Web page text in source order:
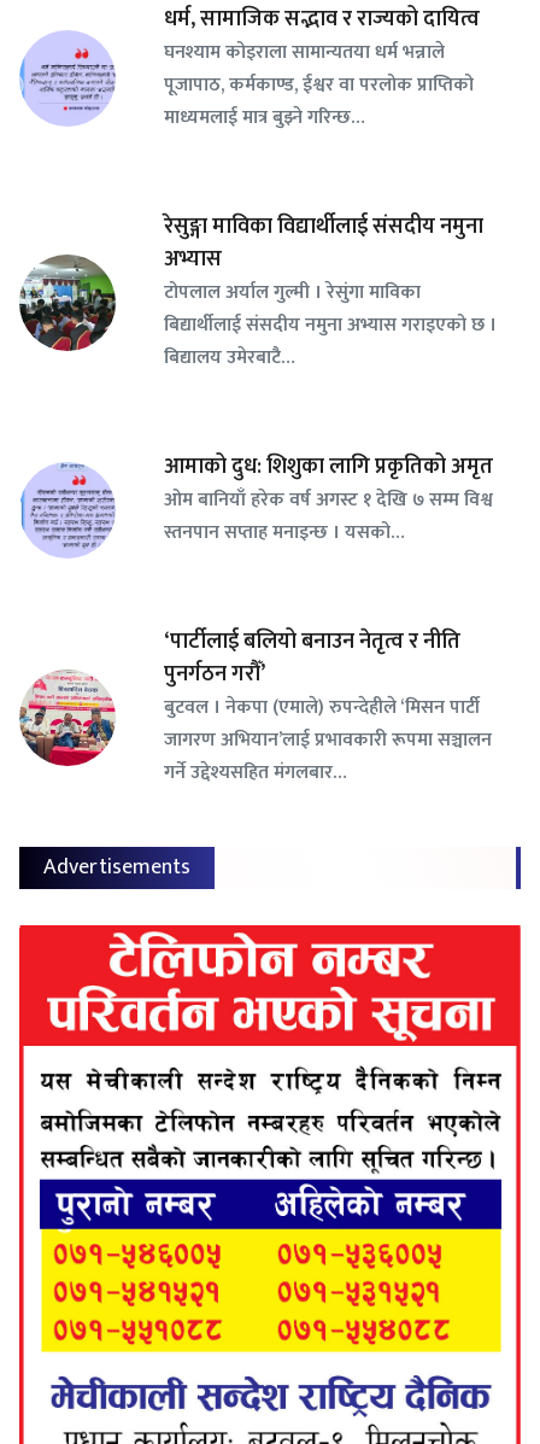
धर्म, सामाजिक सद्भाव र राज्यको दायित्व
घनश्याम कोइराला सामान्यतया धर्म भन्नाले
पूजापाठ, कर्मकाण्ड, ईश्वर वा परलोक प्राप्तिको
माध्यमलाई मात्र बुझ्ने गरिन्छ…
रेसुङ्गा माविका विद्यार्थीलाई संसदीय नमुना
अभ्यास
टोपलाल अर्याल गुल्मी । रेसुंगा माविका
बिद्यार्थीलाई संसदीय नमुना अभ्यास गराइएको छ ।
बिद्यालय उमेरबाटै…
आमाको दुध: शिशुका लागि प्रकृतिको अमृत
ओम बानियाँ हरेक वर्ष अगस्ट १ देखि ७ सम्म विश्व
स्तनपान सप्ताह मनाइन्छ । यसको…
‘पार्टीलाई बलियो बनाउन नेतृत्व र नीति
पुनर्गठन गरौँ’
बुटवल । नेकपा (एमाले) रुपन्देहीले ‘मिसन पार्टी
जागरण अभियान’लाई प्रभावकारी रूपमा सञ्चालन
गर्ने उद्देश्यसहित मंगलबार…
Advertisements